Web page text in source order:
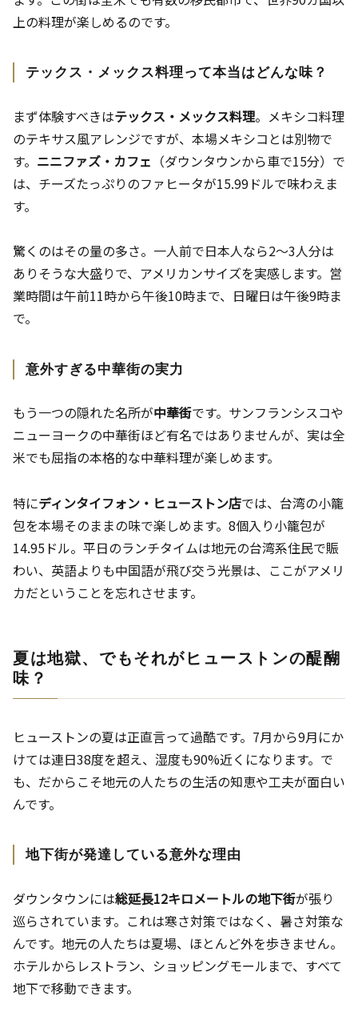
上の料理が楽しめるのです。
テックス・メックス料理って本当はどんな味？
まず体験すべきはテックス・メックス料理。メキシコ料理
のテキサス風アレンジですが、本場メキシコとは別物で
す。 ニニファズ・カフェ （ダウンタウンから車で15分）で
は、チーズたっぷりのファヒータが15.99ドルで味わえま
す。
驚くのはその量の多さ。一人前で日本人なら2〜3人分は
ありそうな大盛りで、アメリカンサイズを実感します。営
業時間は午前11時から午後10時まで、日曜日は午後9時ま
で。
意外すぎる中華街の実力
もう一つの隠れた名所が中華街です。サンフランシスコや
ニューヨークの中華街ほど有名ではありませんが、実は全
米でも屈指の本格的な中華料理が楽しめます。
特にディンタイフォン・ヒューストン店では、台湾の小籠
包を本場そのままの味で楽しめます。8個入り小籠包が
14.95ドル。平日のランチタイムは地元の台湾系住民で賑
わい、英語よりも中国語が飛び交う光景は、ここがアメリ
カだということを忘れさせます。
夏は地獄、でもそれがヒューストンの醍醐
味？
ヒューストンの夏は正直言って過酷です。7月から9月にか
けては連日38度を超え、湿度も90%近くになります。で
も、だからこそ地元の人たちの生活の知恵や工夫が面白い
んです。
地下街が発達している意外な理由
ダウンタウンには総延長12キロメートルの地下街が張り
巡らされています。これは寒さ対策ではなく、暑さ対策な
んです。地元の人たちは夏場、ほとんど外を歩きません。
ホテルからレストラン、ショッピングモールまで、すべて
地下で移動できます。